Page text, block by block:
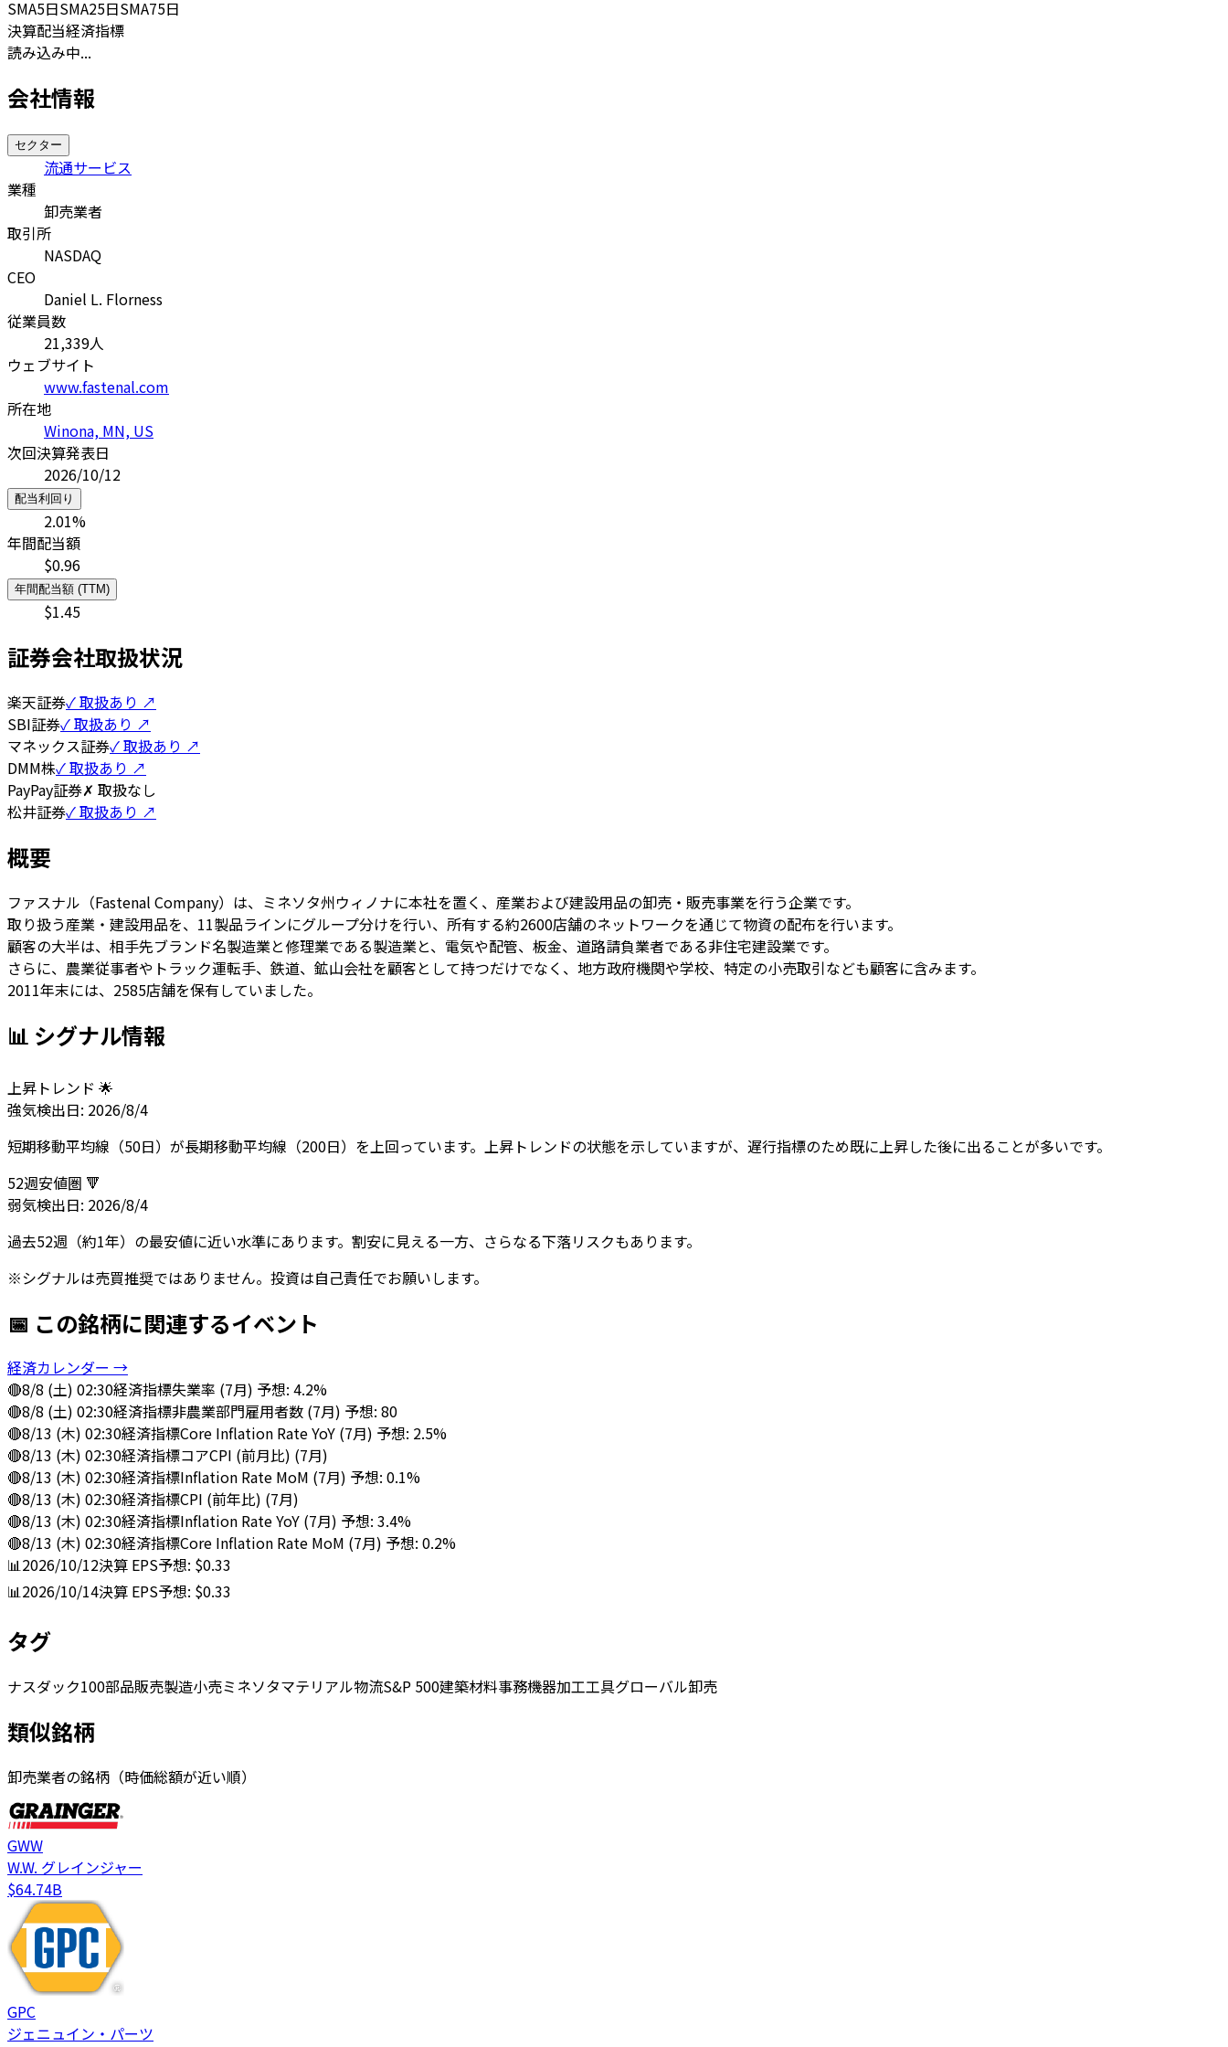
SMA5日SMA25日SMA75日
決算配当経済指標
読み込み中...
会社情報
セクター
流通サービス
業種
卸売業者
取引所
NASDAQ
CEO
Daniel L. Florness
従業員数
21,339人
ウェブサイト
www.fastenal.com
所在地
Winona, MN, US
次回決算発表日
2026/10/12
配当利回り
2.01%
年間配当額
$0.96
年間配当額 (TTM)
$1.45
証券会社取扱状況
楽天証券✓ 取扱あり ↗
SBI証券✓ 取扱あり ↗
マネックス証券✓ 取扱あり ↗
DMM株✓ 取扱あり ↗
PayPay証券✗ 取扱なし
松井証券✓ 取扱あり ↗
概要
ファスナル（Fastenal Company）は、ミネソタ州ウィノナに本社を置く、産業および建設用品の卸売・販売事業を行う企業です。
取り扱う産業・建設用品を、11製品ラインにグループ分けを行い、所有する約2600店舗のネットワークを通じて物資の配布を行います。
顧客の大半は、相手先ブランド名製造業と修理業である製造業と、電気や配管、板金、道路請負業者である非住宅建設業です。
さらに、農業従事者やトラック運転手、鉄道、鉱山会社を顧客として持つだけでなく、地方政府機関や学校、特定の小売取引なども顧客に含みます。
2011年末には、2585店舗を保有していました。
📊 シグナル情報
上昇トレンド 🌟
強気検出日: 2026/8/4
短期移動平均線（50日）が長期移動平均線（200日）を上回っています。上昇トレンドの状態を示していますが、遅行指標のため既に上昇した後に出ることが多いです。
52週安値圏 🔻
弱気検出日: 2026/8/4
過去52週（約1年）の最安値に近い水準にあります。割安に見える一方、さらなる下落リスクもあります。
※シグナルは売買推奨ではありません。投資は自己責任でお願いします。
📅 この銘柄に関連するイベント
経済カレンダー →
🔴8/8 (土) 02:30経済指標失業率 (7月) 予想: 4.2%
🔴8/8 (土) 02:30経済指標非農業部門雇用者数 (7月) 予想: 80
🔴8/13 (木) 02:30経済指標Core Inflation Rate YoY (7月) 予想: 2.5%
🔴8/13 (木) 02:30経済指標コアCPI (前月比) (7月)
🔴8/13 (木) 02:30経済指標Inflation Rate MoM (7月) 予想: 0.1%
🔴8/13 (木) 02:30経済指標CPI (前年比) (7月)
🔴8/13 (木) 02:30経済指標Inflation Rate YoY (7月) 予想: 3.4%
🔴8/13 (木) 02:30経済指標Core Inflation Rate MoM (7月) 予想: 0.2%
📊2026/10/12決算 EPS予想: $0.33
📊2026/10/14決算 EPS予想: $0.33
タグ
ナスダック100部品販売製造小売ミネソタマテリアル物流S&P 500建築材料事務機器加工工具グローバル卸売
類似銘柄
卸売業者の銘柄（時価総額が近い順）
GWW
W.W. グレインジャー
$64.74B
GPC
ジェニュイン・パーツ